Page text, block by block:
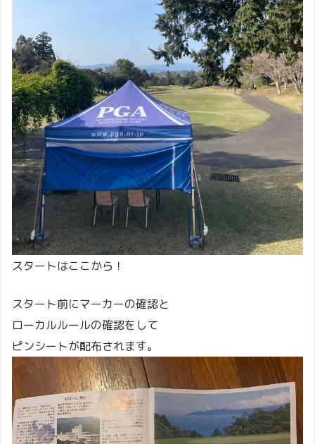
スタートはここから！
スタート前にマーカーの確認と
ローカルルールの確認をして
ピンシートが配布されます。